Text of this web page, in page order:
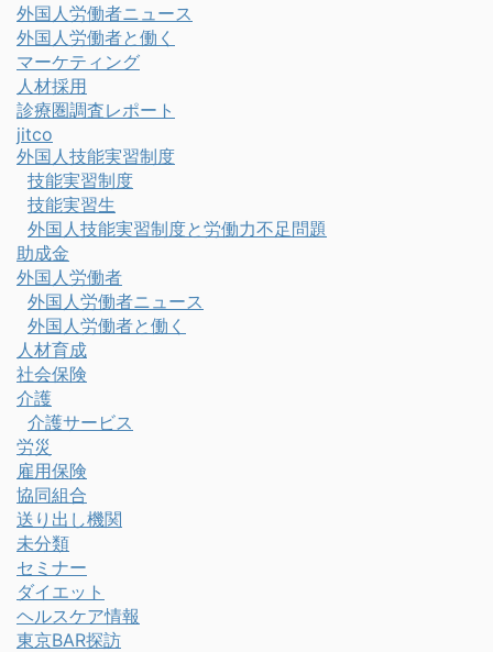
外国人労働者ニュース
外国人労働者と働く
マーケティング
人材採用
診療圏調査レポート
jitco
外国人技能実習制度
技能実習制度
技能実習生
外国人技能実習制度と労働力不足問題
助成金
外国人労働者
外国人労働者ニュース
外国人労働者と働く
人材育成
社会保険
介護
介護サービス
労災
雇用保険
協同組合
送り出し機関
未分類
セミナー
ダイエット
ヘルスケア情報
東京BAR探訪